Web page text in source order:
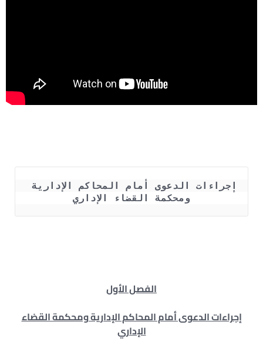
ومحكمة القضاء الإداري
الفصل الأول
إجراءات الدعوى أمام المحاكم الإدارية ومحكمة القضاء
الإداري